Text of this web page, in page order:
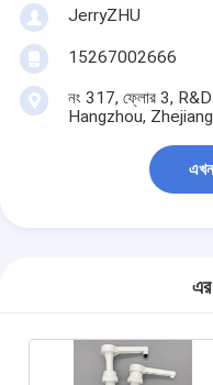
JerryZHU
15267002666
নং 317, ফ্লোর 3, R&D
Hangzhou,
এর